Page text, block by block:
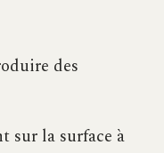
des
sur la surface à